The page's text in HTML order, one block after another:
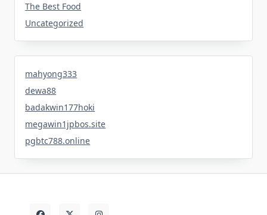
The Best Food
Uncategorized
mahyong333
dewa88
badakwin177hoki
megawin1jpbos.site
pgbtc788.online